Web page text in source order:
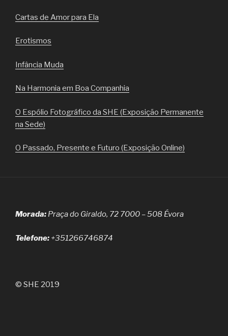
Cartas de Amor para Ela
Erotismos
Infância Muda
Na Harmonia em Boa Companhia
O Espólio Fotográfico da SHE (Exposição Permanente
na Sede)
O Passado, Presente e Futuro (Exposição Online)
Morada: Praça do Giraldo, 72 7000 – 508 Évora
Telefone: +351266746874
© SHE 2019